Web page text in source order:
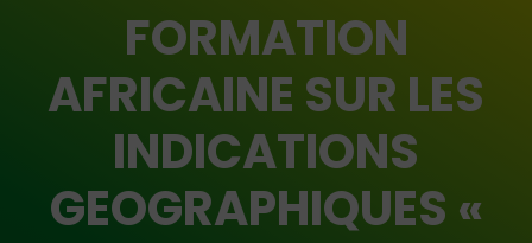
FORMATION
AFRICAINE SUR LES
INDICATIONS
GEOGRAPHIQUES «